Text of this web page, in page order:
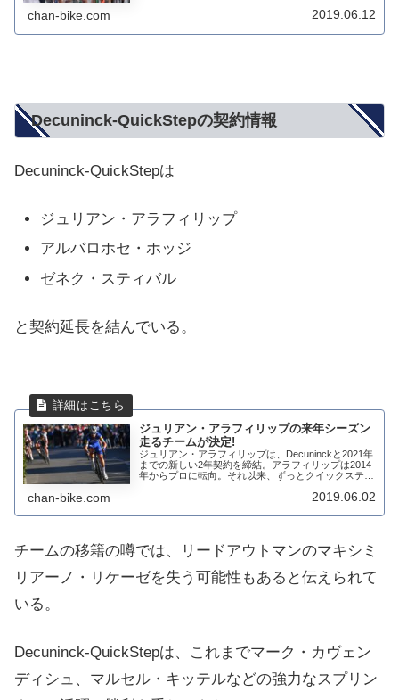
に。エーススプリンターの座を奪われた...
chan-bike.com 2019.06.12
Decuninck-QuickStepの契約情報
Decuninck-QuickStepは
ジュリアン・アラフィリップ
アルバロホセ・ホッジ
ゼネク・スティバル
と契約延長を結んでいる。
ジュリアン・アラフィリップの来年シーズン
走るチームが決定!
ジュリアン・アラフィリップは、Decuninckと2021年
までの新しい2年契約を締結。アラフィリップは2014
年からプロに転向。それ以来、ずっとクイックステッ
chan-bike.com 2019.06.02
チームの移籍の噂では、リードアウトマンのマキシミ
リアーノ・リケーゼを失う可能性もあると伝えられて
いる。
Decuninck-QuickStepは、これまでマーク・カヴェン
ディシュ、マルセル・キッテルなどの強力なスプリン